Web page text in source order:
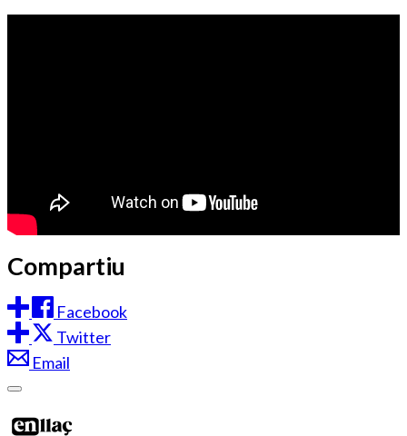
Compartiu
Facebook
Twitter
Email